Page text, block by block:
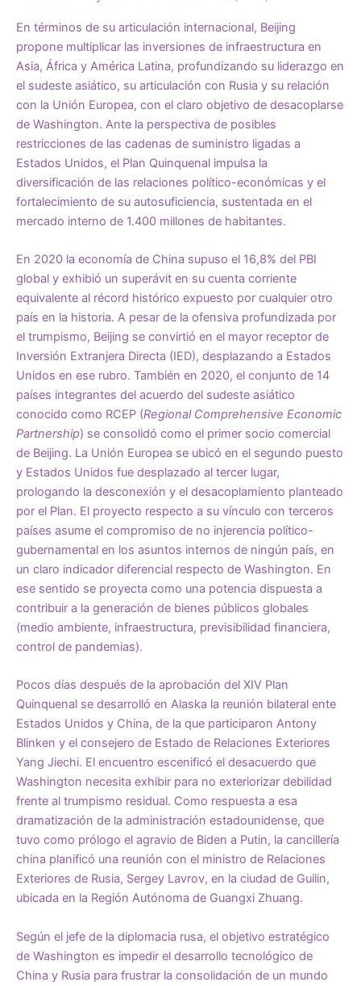
En términos de su articulación internacional, Beijing
propone multiplicar las inversiones de infraestructura en
Asia, África y América Latina, profundizando su liderazgo en
el sudeste asiático, su articulación con Rusia y su relación
con la Unión Europea, con el claro objetivo de desacoplarse
de Washington. Ante la perspectiva de posibles
restricciones de las cadenas de suministro ligadas a
Estados Unidos, el Plan Quinquenal impulsa la
diversificación de las relaciones político-económicas y el
fortalecimiento de su autosuficiencia, sustentada en el
mercado interno de 1.400 millones de habitantes.
En 2020 la economía de China supuso el 16,8% del PBI
global y exhibió un superávit en su cuenta corriente
equivalente al récord histórico expuesto por cualquier otro
país en la historia. A pesar de la ofensiva profundizada por
el trumpismo, Beijing se convirtió en el mayor receptor de
Inversión Extranjera Directa (IED), desplazando a Estados
Unidos en ese rubro. También en 2020, el conjunto de 14
países integrantes del acuerdo del sudeste asiático
conocido como RCEP (Regional Comprehensive Economic
Partnership) se consolidó como el primer socio comercial
de Beijing. La Unión Europea se ubicó en el segundo puesto
y Estados Unidos fue desplazado al tercer lugar,
prologando la desconexión y el desacoplamiento planteado
por el Plan. El proyecto respecto a su vínculo con terceros
países asume el compromiso de no injerencia político-
gubernamental en los asuntos internos de ningún país, en
un claro indicador diferencial respecto de Washington. En
ese sentido se proyecta como una potencia dispuesta a
contribuir a la generación de bienes públicos globales
(medio ambiente, infraestructura, previsibilidad financiera,
control de pandemias).
Pocos días después de la aprobación del XIV Plan
Quinquenal se desarrolló en Alaska la reunión bilateral ente
Estados Unidos y China, de la que participaron Antony
Blinken y el consejero de Estado de Relaciones Exteriores
Yang Jiechi. El encuentro escenificó el desacuerdo que
Washington necesita exhibir para no exteriorizar debilidad
frente al trumpismo residual. Como respuesta a esa
dramatización de la administración estadounidense, que
tuvo como prólogo el agravio de Biden a Putin, la cancillería
china planificó una reunión con el ministro de Relaciones
Exteriores de Rusia, Sergey Lavrov, en la ciudad de Guilin,
ubicada en la Región Autónoma de Guangxi Zhuang.
Según el jefe de la diplomacia rusa, el objetivo estratégico
de Washington es impedir el desarrollo tecnológico de
China y Rusia para frustrar la consolidación de un mundo